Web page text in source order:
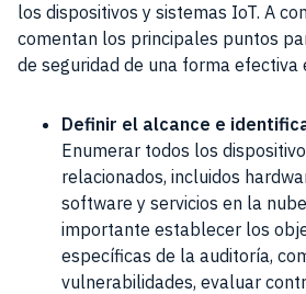
los dispositivos y sistemas IoT. A
comentan los principales puntos
de seguridad de una forma efectiva
Definir el alcance e
Enumerar todos los
relacionados, incluidos
software y servicios en la
importante establecer los
específicas de la auditoría,
vulnerabilidades, evaluar